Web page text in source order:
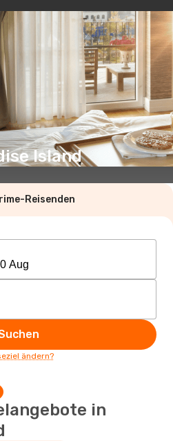
DE(€)
Island
Reisenden
ändern?
in